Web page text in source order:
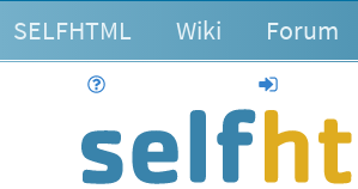
SELFHTML Wiki Forum
anmelden